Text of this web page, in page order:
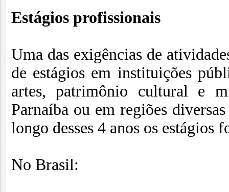
Estágios profissionais
Uma das exigências de
de estágios em instituições
artes, patrimônio cultural e
Parnaíba ou em regiões
longo desses 4 anos os estágios
No Brasil: